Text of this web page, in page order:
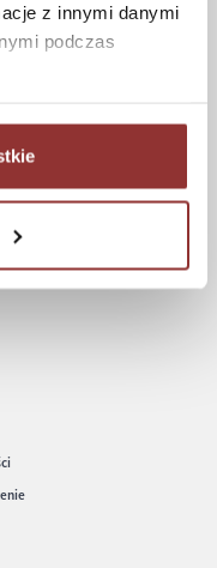
z innymi danymi
podczas